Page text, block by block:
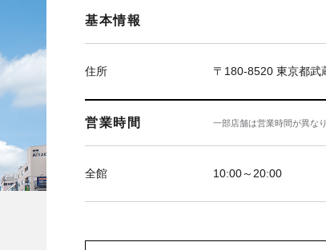
基本情報
住所 〒180-8520 東京都武
営業時間 一部店舗は営業時間が異な
全館 10:00～20:00